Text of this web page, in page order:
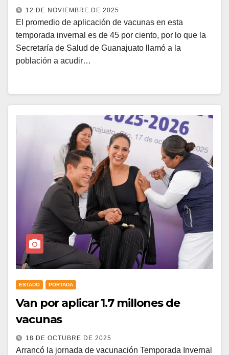
12 DE NOVIEMBRE DE 2025
El promedio de aplicación de vacunas en esta
temporada invernal es de 45 por ciento, por lo que la
Secretaría de Salud de Guanajuato llamó a la
población a acudir…
ESTADO PORTADA
Van por aplicar 1.7 millones de
vacunas
18 DE OCTUBRE DE 2025
Arrancó la jornada de vacunación Temporada Invernal